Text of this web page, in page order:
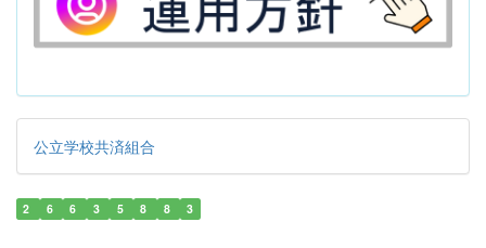
公立学校共済組合
2 6 6 3 5 8 8 3